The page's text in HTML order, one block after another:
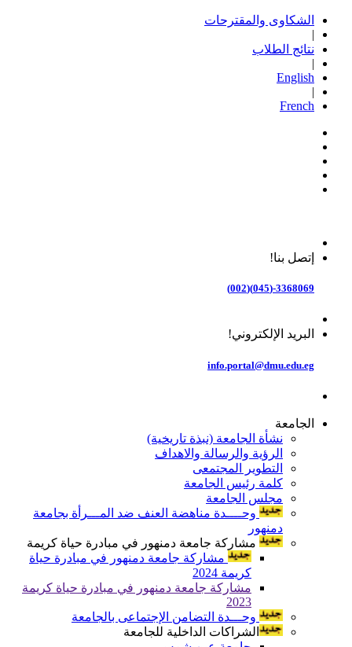
الشكاوى والمقترحات
|
نتائج الطلاب
|
English
|
French
إتصل بنا!
3368069-(045)(002)
البريد الإلكتروني!
info.portal@dmu.edu.eg
الجامعة
نشأة الجامعة (نبذة تاريخية)
الرؤية والرسالة والاهداف
التطوير المجتمعى
كلمة رئيس الجامعة
مجلس الجامعة
وحــــدة مناهضة العنف ضد المـــرأة بجامعة
دمنهور
مشاركة جامعة دمنهور في مبادرة حياة كريمة
مشاركة جامعة دمنهور في مبادرة حياة
كريمة 2024
مشاركة جامعة دمنهور في مبادرة حياة كريمة
2023
وحـــدة التضامن الإجتماعى بالجامعة
الشراكات الداخلية للجامعة